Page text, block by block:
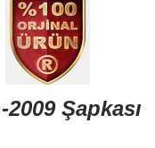
Şapkası